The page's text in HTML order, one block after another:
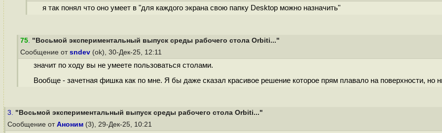
я так понял что оно умеет в "для каждого экрана свою папку Desktop можно назначить"
75. "Восьмой экспериментальный выпуск среды рабочего стола Orbiti..."
Сообщение от sndev (ok), 30-Дек-25, 12:11
значит по ходу вы не умеете пользоваться столами.
Вообще - зачетная фишка как по мне. Я бы даже сказал красивое решение которое прям плавало на поверхности, но
3. "Восьмой экспериментальный выпуск среды рабочего стола Orbiti..."
Сообщение от Аноним (3), 29-Дек-25, 10:21